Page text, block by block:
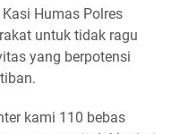
Humas Polres
untuk tidak ragu
yang berpotensi
kami 110 bebas